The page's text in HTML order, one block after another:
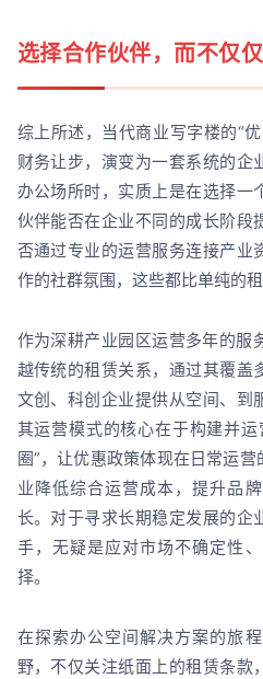
选择合作伙伴，而不仅
综上所述，当代商业写字楼的“
财务让步，演变为一套系统的企
办公场所时，实质上是在选择一
伙伴能否在企业不同的成长阶段
否通过专业的运营服务连接产业
作的社群氛围，这些都比单纯的租
作为深耕产业园区运营多年的服
越传统的租赁关系，通过其覆盖
文创、科创企业提供从空间、到
其运营模式的核心在于构建并
圈”，让优惠政策体现在日常运
业降低综合运营成本，提升品
长。对于寻求长期稳定发展的企
手，无疑是应对市场不确定性
择。
在探索办公空间解决方案的旅
野，不仅关注纸面上的租赁条款